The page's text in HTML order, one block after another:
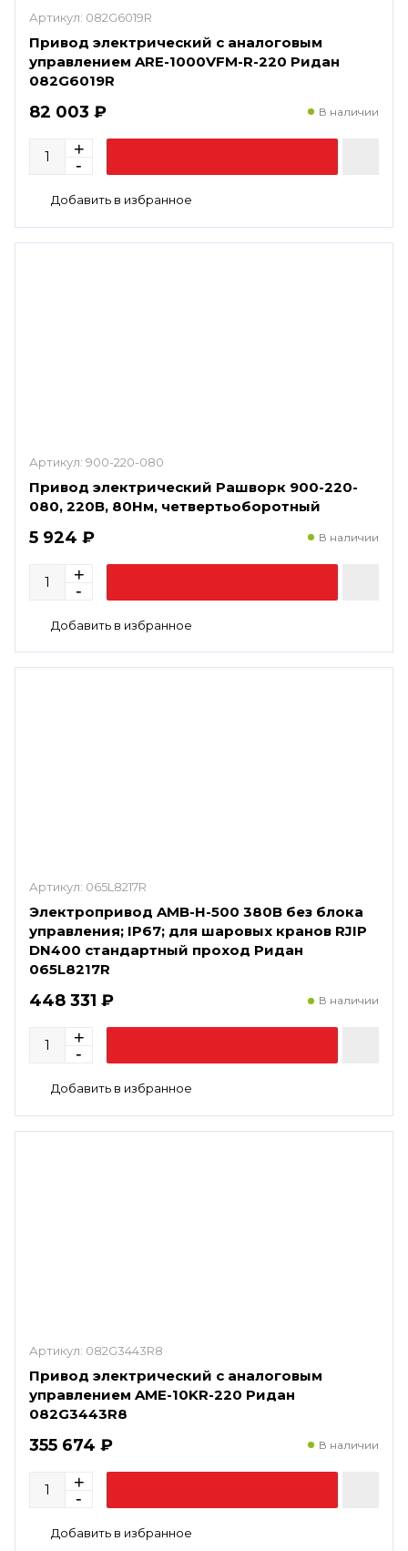
Артикул: 082G6019R
Привод электрический с аналоговым
управлением ARE-1000VFM-R-220 Ридан
082G6019R
82 003 ₽ В наличии
Артикул: 900-220-080
Привод электрический Рашворк 900-220-
080, 220В, 80Нм, четвертьоборотный
5 924 ₽ В наличии
Артикул: 065L8217R
Электропривод AMB-H-500 380В без блока
управления; IP67; для шаровых кранов RJIP
DN400 стандартный проход Ридан
065L8217R
448 331 ₽ В наличии
Артикул: 082G3443R8
Привод электрический с аналоговым
управлением AME-10KR-220 Ридан
082G3443R8
355 674 ₽ В наличии